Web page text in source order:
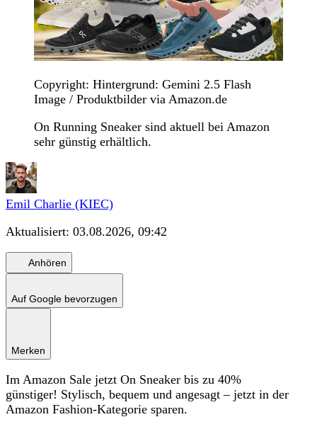
Copyright: Hintergrund: Gemini 2.5 Flash
Image / Produktbilder via Amazon.de
On Running Sneaker sind aktuell bei Amazon
sehr günstig erhältlich.
Emil Charlie (KIEC)
Aktualisiert: 03.08.2026, 09:42
Anhören
Auf Google bevorzugen
Merken
Im Amazon Sale jetzt On Sneaker bis zu 40%
günstiger! Stylisch, bequem und angesagt – jetzt in der
Amazon Fashion-Kategorie sparen.